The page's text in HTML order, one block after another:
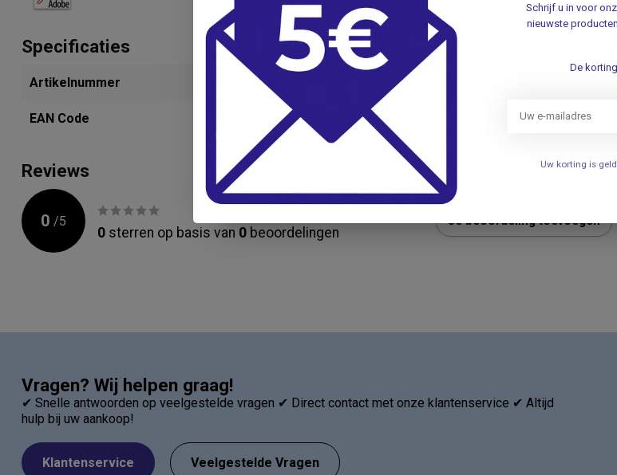
Specificaties
Artikelnummer
EAN Code 4046955163953
Reviews
0 /5
0 sterren op basis van 0 beoordelingen
Je beoordeling toevoegen
Vragen? Wij helpen graag!
✔ Snelle antwoorden op veelgestelde vragen ✔ Direct contact met onze klantenservice ✔ Altijd
hulp bij uw aankoop!
Klantenservice Veelgestelde Vragen
Schrijf u in voor
nieuwste
De
Uw korting is